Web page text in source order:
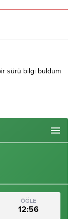
sürü bilgi buldum
ÖĞLE
12:56